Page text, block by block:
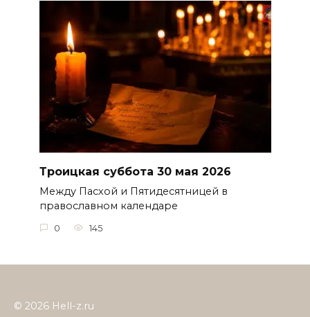
Троицкая суббота 30 мая 2026
Между Пасхой и Пятидесятницей в
православном календаре
0 145
© 2026 Hell-z.ru